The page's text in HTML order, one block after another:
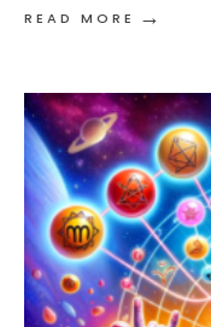
READ MORE →